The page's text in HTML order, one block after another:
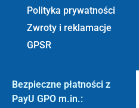
Polityka prywatności
Zwroty i reklamacje
GPSR
Bezpieczne płatności z
PayU GPO m.in.: